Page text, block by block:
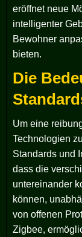
eröffnet neue
intelligenter
Bewohner
bieten.
Die
Um eine
Technologien
Standards und
dass die
untereinander
können,
von offenen
Zigbee,